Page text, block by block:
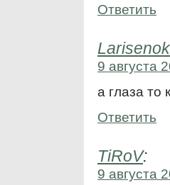
Ответить
Larisenok
9 августа
а глаза то
Ответить
TiRoV:
9 августа